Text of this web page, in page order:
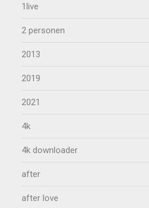
1live
2 personen
2013
2019
2021
4k
4k downloader
after
after love